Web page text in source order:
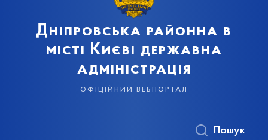
Дніпровська районна в
місті Києві державна
адміністрація
офіційний вебпортал
Пошук